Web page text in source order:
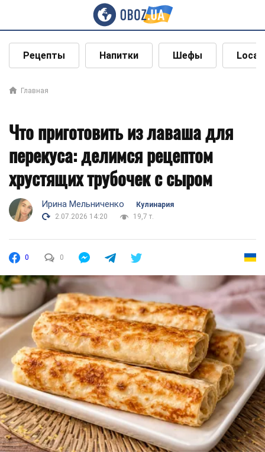
Рецепты Напитки Шефы Local
Главная
Что приготовить из лаваша для
перекуса: делимся рецептом
хрустящих трубочек с сыром
Ирина Мельниченко
Кулинария
2.07.2026 14:20
19,7 т.
0 0